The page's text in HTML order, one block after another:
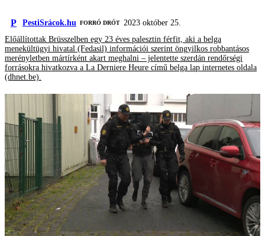
P PestiSrácok.hu FORRÓ DRÓT 2023 október 25.
Előállítottak Brüsszelben egy 23 éves palesztin férfit, aki a belga
menekültügyi hivatal (Fedasil) információi szerint öngyilkos robbantásos
merényletben mártírként akart meghalni – jelentette szerdán rendőrségi
forrásokra hivatkozva a La Derniere Heure című belga lap internetes oldala
(dhnet.be).